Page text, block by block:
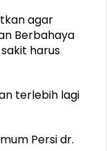
agar
Berbahaya
harus
terlebih lagi
Persi dr.